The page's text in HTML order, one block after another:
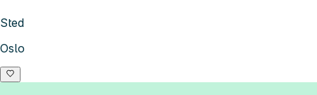
Sted
Oslo